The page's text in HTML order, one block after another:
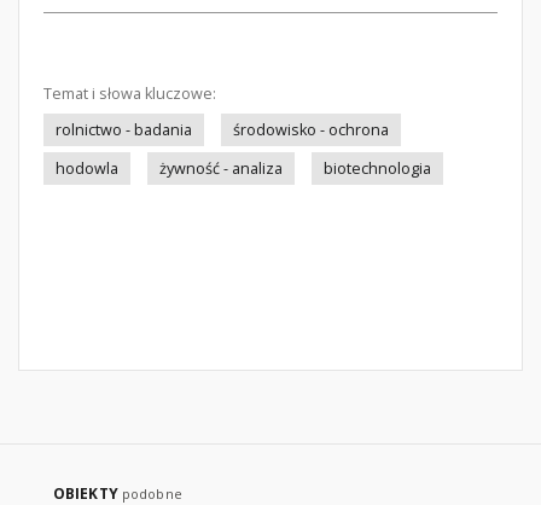
Temat i słowa kluczowe:
rolnictwo - badania
środowisko - ochrona
hodowla
żywność - analiza biotechnologia
OBIEKTY podobne